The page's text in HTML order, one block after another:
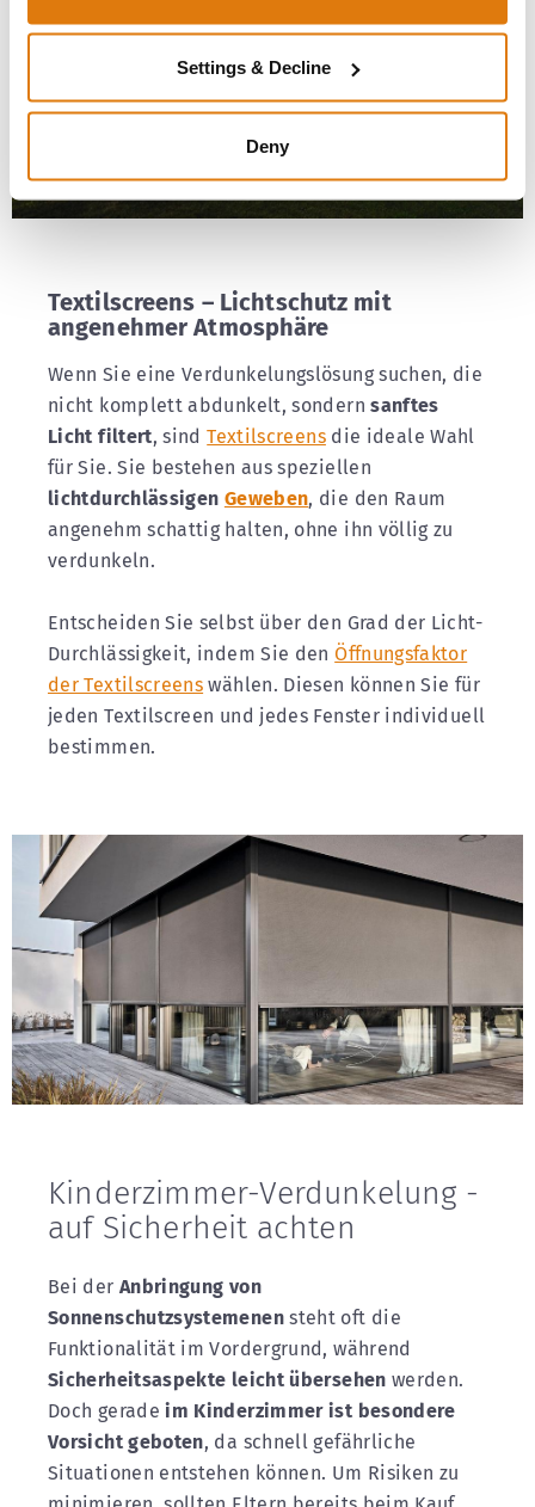
Settings & Decline
Deny
Textilscreens – Lichtschutz mit
angenehmer Atmosphäre
Wenn Sie eine Verdunkelungslösung suchen, die
nicht komplett abdunkelt, sondernsanftes
Licht filtert, sindTextilscreensdie ideale Wahl
für Sie. Sie bestehen aus speziellen
lichtdurchlässigen Geweben, die den Raum
angenehm schattig halten, ohne ihn völlig zu
verdunkeln.
Entscheiden Sie selbst über den Grad der Licht-
Durchlässigkeit, indem Sie denÖffnungsfaktor
der Textilscreens wählen. Diesen können Sie für
jeden Textilscreen und jedes Fenster individuell
bestimmen.
Kinderzimmer-Verdunkelung -
auf Sicherheit achten
Bei der Anbringung von
Sonnenschutzsystemenensteht oft die
Funktionalität im Vordergrund, während
Sicherheitsaspekte leicht übersehen werden.
Doch geradeim Kinderzimmer ist besondere
Vorsicht geboten, da schnell gefährliche
Situationen entstehen können. Um Risiken zu